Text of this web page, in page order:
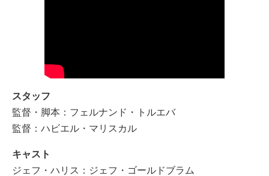
スタッフ
監督・脚本：フェルナンド・トルエバ
監督：ハビエル・マリスカル
キャスト
ジェフ・ハリス：ジェフ・ゴールドブラム